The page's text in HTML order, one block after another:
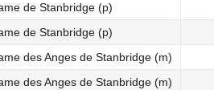
de Stanbridge (p)
de Stanbridge (p)
des Anges de Stanbridge (m)
des Anges de Stanbridge (m)